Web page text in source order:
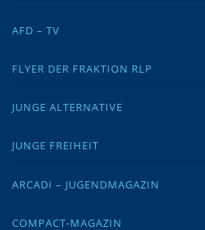
AFD – TV
FLYER DER FRAKTION RLP
JUNGE ALTERNATIVE
JUNGE FREIHEIT
ARCADI – JUGENDMAGAZIN
COMPACT-MAGAZIN